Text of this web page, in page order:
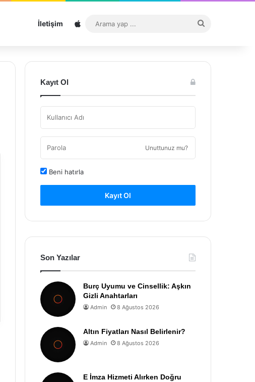
İletişim Sitemap
...
Kayıt Ol
Unuttunuz mu?
Beni hatırla
Kayıt Ol
Son Yazılar
Burç Uyumu ve Cinsellik: Aşkın
Gizli Anahtarları
Admin 8 Ağustos 2026
Altın Fiyatları Nasıl Belirlenir?
Admin 8 Ağustos 2026
E İmza Hizmeti Alırken Doğru